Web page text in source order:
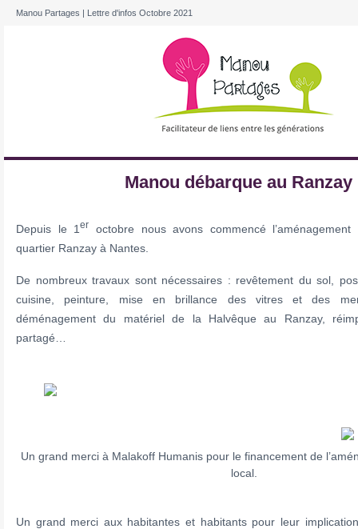
Manou Partages | Lettre d'infos Octobre 2021
Manou débarque au Ranzay
Depuis le 1er
octobre nous avons commencé
quartier Ranzay à Nantes.
De nombreux travaux sont nécessaires : revêtement du sol,
cuisine, peinture, mise en brillance des vitres et des
déménagement du matériel de la Halvêque au Ranzay,
partagé…
Un grand merci à Malakoff Humanis pour le financement de
local.
Un grand merci aux habitantes et habitants pour leur